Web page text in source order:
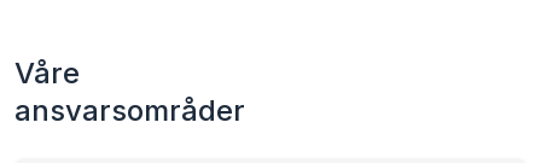
Våre
ansvarsområder